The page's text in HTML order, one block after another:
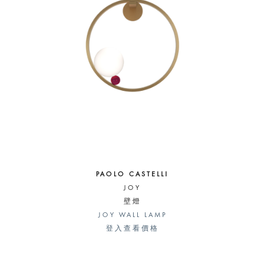
PAOLO CASTELLI
JOY
壁燈
JOY WALL LAMP
登入查看價格